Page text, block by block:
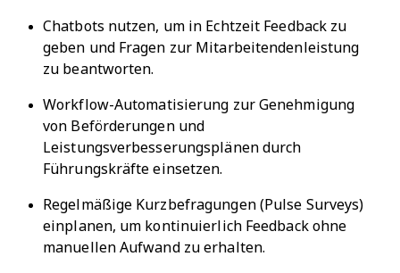
Chatbots nutzen, um in Echtzeit Feedback zu
geben und Fragen zur Mitarbeitendenleistung
zu beantworten.
Workflow-Automatisierung zur Genehmigung
von Beförderungen und
Leistungsverbesserungsplänen durch
Führungskräfte einsetzen.
Regelmäßige Kurzbefragungen (Pulse Surveys)
einplanen, um kontinuierlich Feedback ohne
manuellen Aufwand zu erhalten.